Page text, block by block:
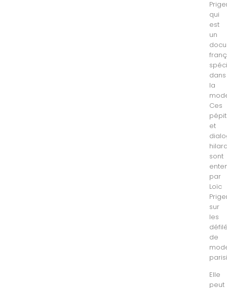
qui
est
un
dans
la
Ces
et
sont
par
Loïc
sur
les
de
Elle
peut